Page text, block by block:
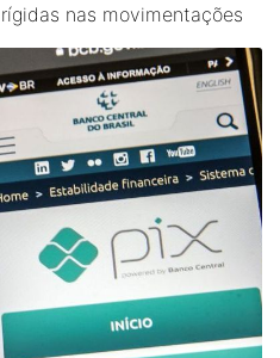
nas movimentações